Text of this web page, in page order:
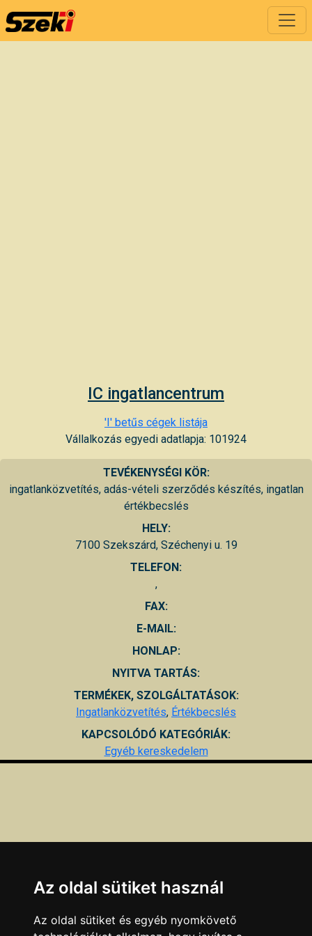
IC ingatlancentrum
'I' betűs cégek listája
Vállalkozás egyedi adatlapja: 101924
TEVÉKENYSÉGI KÖR:
ingatlanközvetítés, adás-vételi szerződés készítés, ingatlan
értékbecslés
HELY:
7100 Szekszárd, Széchenyi u. 19
TELEFON:
,
FAX:
E-MAIL:
HONLAP:
NYITVA TARTÁS:
TERMÉKEK, SZOLGÁLTATÁSOK:
Ingatlanközvetítés, Értékbecslés
KAPCSOLÓDÓ KATEGÓRIÁK:
Egyéb kereskedelem
Az oldal sütiket használ
Az oldal sütiket és egyéb nyomkövető